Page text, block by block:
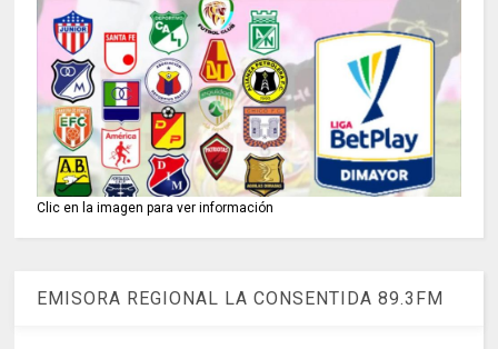
Clic en la imagen para ver información
EMISORA REGIONAL LA CONSENTIDA 89.3FM